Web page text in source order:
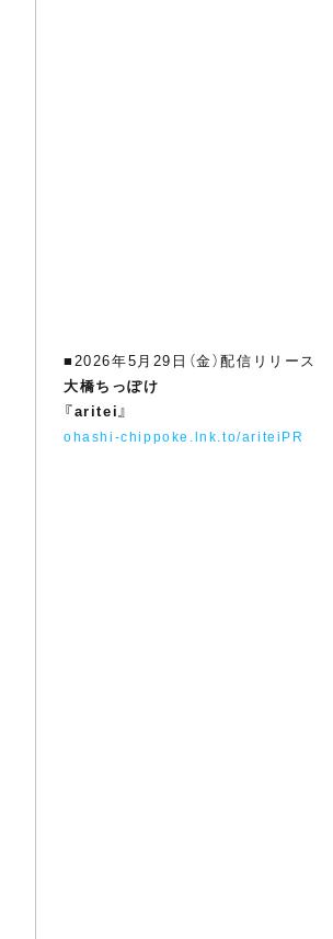
■2026年5月29日（金）配信リリース
大橋ちっぽけ
『aritei』
ohashi-chippoke.lnk.to/ariteiPR